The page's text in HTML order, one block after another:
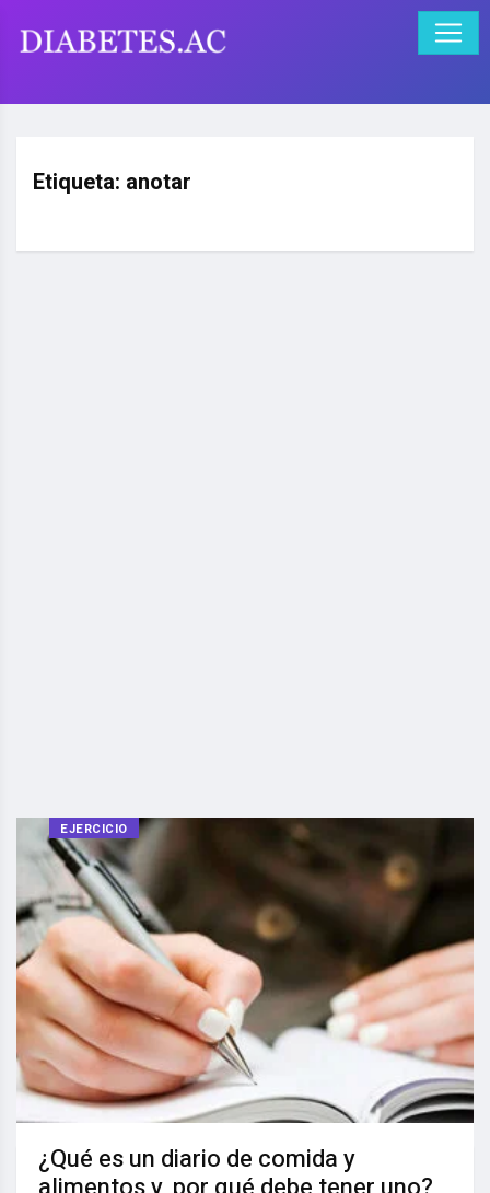
Etiqueta: anotar
EJERCICIO
¿Qué es un diario de comida y